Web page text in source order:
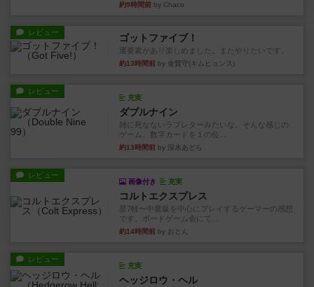
約9時間前 by Chaco
レビュー ゴットファイブ！
運要素があり楽しめました。またやりたいです。
約13時間前 by 金賢守(キムヒョンス)
レビュー
充実
ダブルナイン
雑に死なないラブレターみたいな、そんな感じの
ゲーム。数字カードを１の位...
約13時間前 by 深水あどら
レビュー
画像付き 充実
コルトエクスプレス
星7軽〜中量級を中心にプレイするゲーマーの感想
です。ボードゲーム会にて...
約14時間前 by おとん
レビュー
充実
ヘッジロウ・ヘル